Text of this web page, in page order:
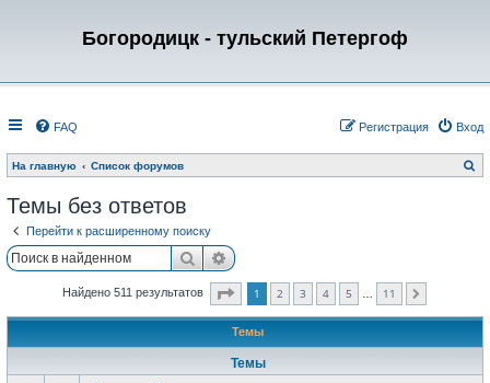
Богородицк - тульский Петергоф
FAQ Вход
Регистрация
На главную Список форумов
о
Темы без ответов
Перейти к расширенному поиску
ПоискРасширенный поиск
Найдено 511 результатов Страница из
1 2 3 4 5 11
Темы
Темы